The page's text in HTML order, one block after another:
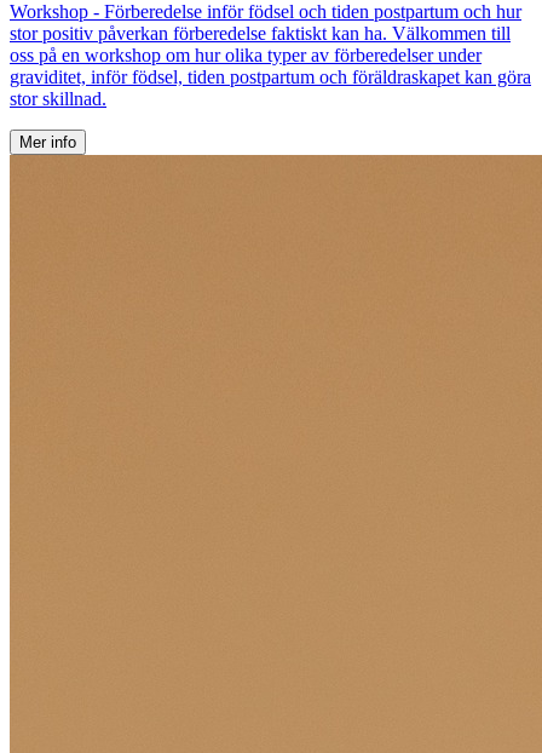
Workshop - Förberedelse inför födsel och tiden postpartum och hur
stor positiv påverkan förberedelse faktiskt kan ha. Välkommen till
oss på en workshop om hur olika typer av förberedelser under
graviditet, inför födsel, tiden postpartum och föräldraskapet kan göra
stor skillnad.
Mer info